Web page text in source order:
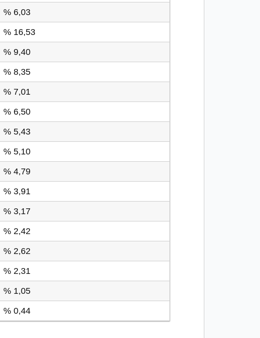
% 6,03
% 16,53
% 9,40
% 8,35
% 7,01
% 6,50
% 5,43
% 5,10
% 4,79
% 3,91
% 3,17
% 2,42
% 2,62
% 2,31
% 1,05
% 0,44